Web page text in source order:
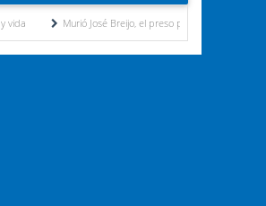
Murió José Breijo, el preso político uruguayo-venezolano bajo